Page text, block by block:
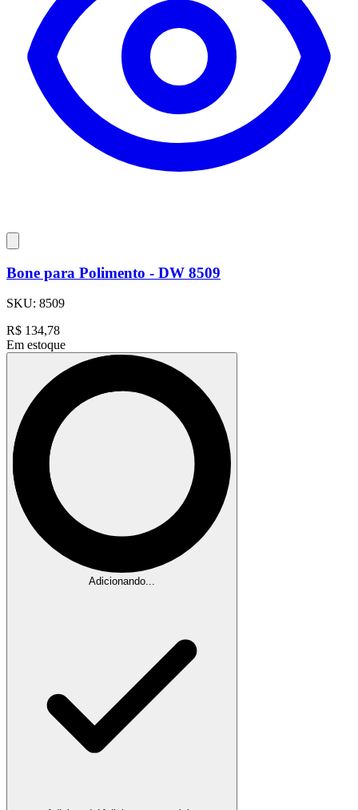
Bone para Polimento - DW 8509
SKU: 8509
R$ 134,78
Em estoque
Adicionando...